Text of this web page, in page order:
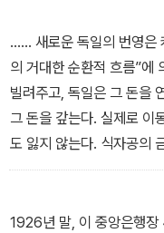
각 나라가 선택한 길을 따
독일과 프랑스는 평가절하
― 9. 야만적 유산 中
…… 새로운 독일의 번영은
의 거대한 순환적 흐름”에
빌려주고, 독일은 그 돈을
그 돈을 갚는다. 실제로 이
도 잃지 않는다. 식자공의
거나 더 일하는 사람은 아
― 11. 도스 플랜의 시작 中
1926년 말, 이 중앙은행장